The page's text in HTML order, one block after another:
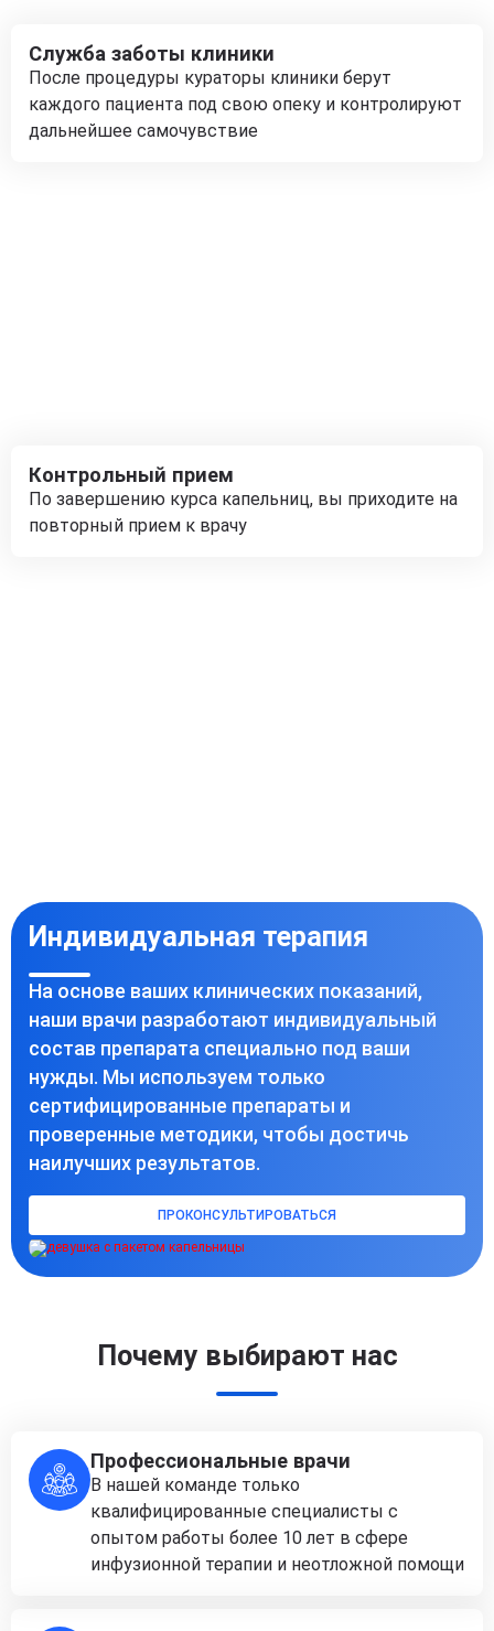
Служба заботы клиники
После процедуры кураторы клиники берут
каждого пациента под свою опеку и контролируют
дальнейшее самочувствие
Контрольный прием
По завершению курса капельниц, вы приходите на
повторный прием к врачу
Индивидуальная терапия
На основе ваших клинических показаний,
наши врачи разработают индивидуальный
состав препарата специально под ваши
нужды. Мы используем только
сертифицированные препараты и
проверенные методики, чтобы достичь
наилучших результатов.
ПРОКОНСУЛЬТИРОВАТЬСЯ
Почему выбирают нас
Профессиональные врачи
В нашей команде только
квалифицированные специалисты с
опытом работы более 10 лет в сфере
инфузионной терапии и неотложной помощи